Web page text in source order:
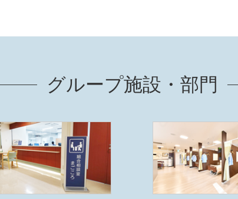
グループ施設・部門